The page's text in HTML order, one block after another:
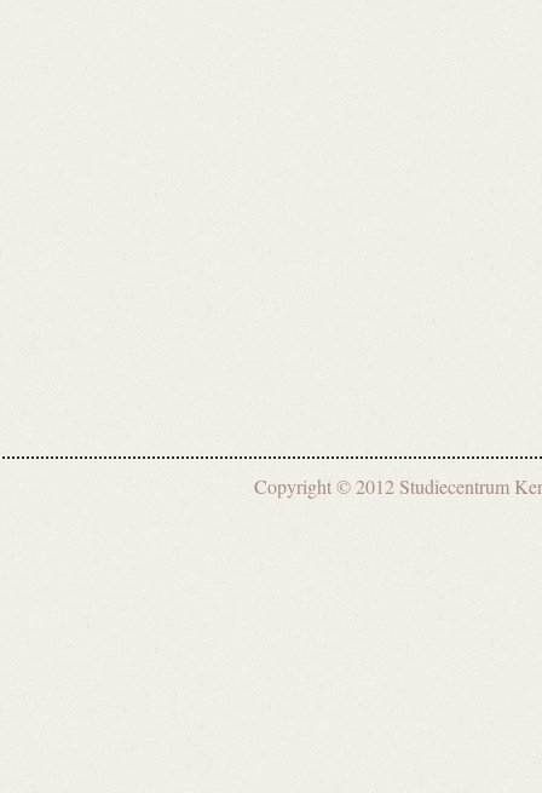
Copyright © 2012 Studiecentrum